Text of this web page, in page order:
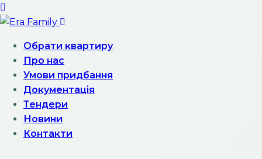
Обрати квартиру
Про нас
Умови придбання
Документація
Тендери
Новини
Контакти